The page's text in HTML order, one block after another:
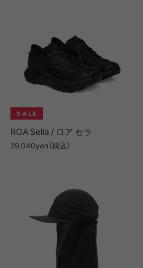
ROA Sella / ロア セラ
29,040yen（税込）